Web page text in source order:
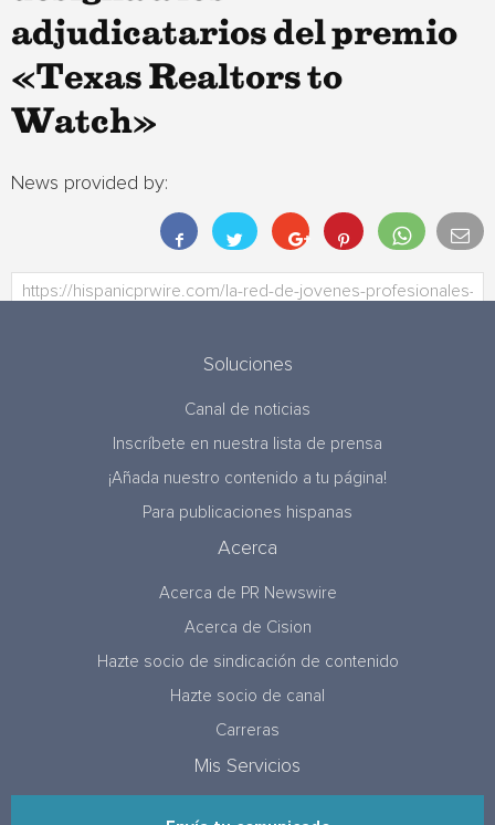
adjudicatarios del premio
«Texas Realtors to
Watch»
News provided by:
Soluciones
Canal de noticias
Inscríbete en nuestra lista de prensa
¡Añada nuestro contenido a tu página!
Para publicaciones hispanas
Acerca
Acerca de PR Newswire
Acerca de Cision
Hazte socio de sindicación de contenido
Hazte socio de canal
Carreras
Mis Servicios